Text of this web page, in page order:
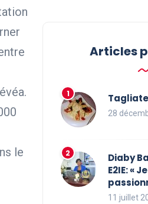
le
Articles
28
Diaby
E2IE: «
11 juillet